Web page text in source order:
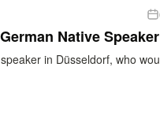
Native Speaker
in Düsseldorf, who